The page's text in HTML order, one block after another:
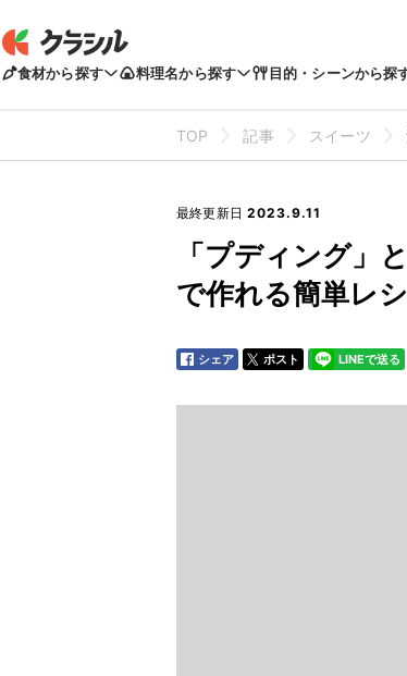
食材から探す 料理名から探す 目的・シーンから探
TOP 記事 スイーツ
最終更新日 2023.9.11
「プディング」
で作れる簡単レ
シェア ポスト LINEで送る